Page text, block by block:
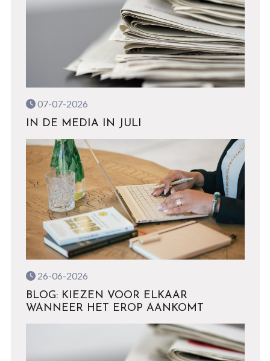
07-07-2026
IN DE MEDIA IN JULI
26-06-2026
BLOG: KIEZEN VOOR ELKAAR
WANNEER HET EROP AANKOMT